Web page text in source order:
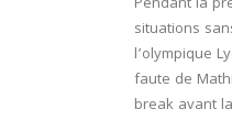
Pendant la
situations
l’olympique
faute de
break avant